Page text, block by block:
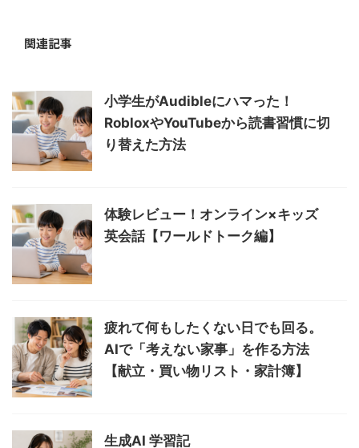
関連記事
小学生がAudibleにハマった！
RobloxやYouTubeから読書習慣に切
り替えた方法
体験レビュー！オンライン×キッズ
英会話【ワールドトーク編】
疲れて何もしたくない日でも回る。
AIで「考えない家事」を作る方法
【献立・買い物リスト・家計簿】
生成AI 学習記